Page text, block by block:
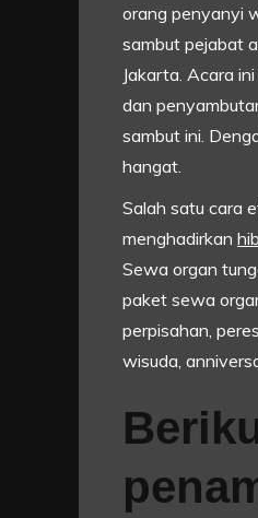
orang penyanyi
sambut pejabat
Jakarta. Acara
dan
sambut ini.
hangat.
Salah satu cara
menghadirkan
Sewa organ
paket sewa
perpisahan,
wisuda,